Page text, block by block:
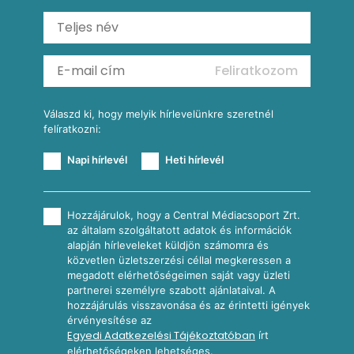
Ratatouille
Almás-kéksajtos kukoricasaláta
Köretek
Reggeli receptek
Feliratkozom
Válaszd ki, hogy melyik hírlevelünkre szeretnél
felíratkozni:
Napi hírlevél Heti hírlevél
Hozzájárulok, hogy a Central Médiacsoport Zrt.
az általam szolgáltatott adatok és információk
alapján hírleveleket küldjön számomra és
közvetlen üzletszerzési céllal megkeressen a
megadott elérhetőségeimen saját vagy üzleti
partnerei személyre szabott ajánlataival. A
hozzájárulás visszavonása és az érintetti igények
érvényesítése az
Egyedi Adatkezelési Tájékoztatóban írt
elérhetőségeken lehetséges.